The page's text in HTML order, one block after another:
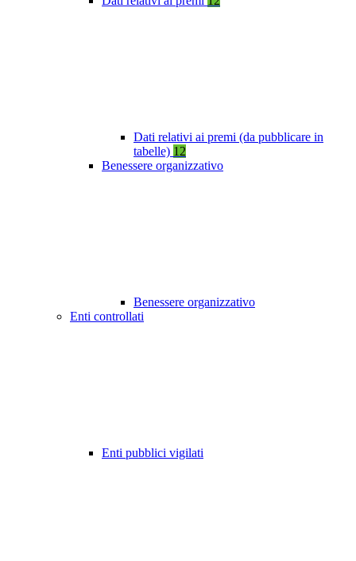
Dati relativi ai premi (da pubblicare in
tabelle) 12
Benessere organizzativo
Benessere organizzativo
Enti controllati
Enti pubblici vigilati